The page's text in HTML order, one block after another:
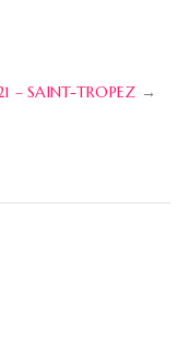
– SAINT-TROPEZ →